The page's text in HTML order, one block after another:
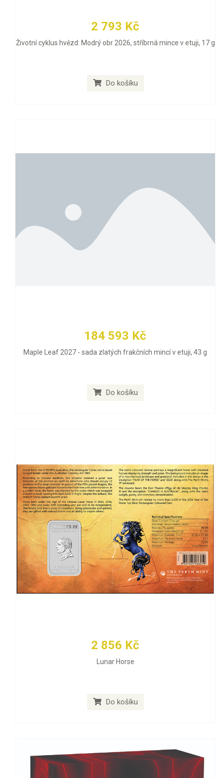
2 793 Kč
Životní cyklus hvězd: Modrý obr 2026, stříbrná mince v etuji, 17 g
Do košíku
184 593 Kč
Maple Leaf 2027 - sada zlatých frakčních mincí v etuji, 43 g
Do košíku
2 856 Kč
Lunar Horse
Do košíku